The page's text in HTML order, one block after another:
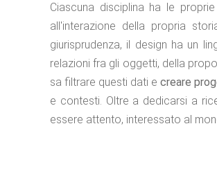
Ciascuna disciplina ha le
all'interazione della propria
giurisprudenza, il design ha un
relazioni fra gli oggetti, della
sa filtrare questi dati ecreare
e contesti. Oltre a dedicarsi a
essere attento, interessato al